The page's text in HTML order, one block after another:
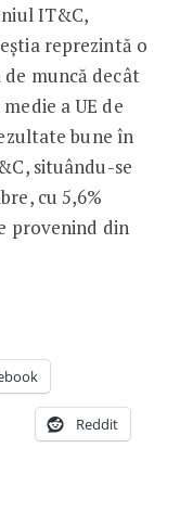
IT&C,
reprezintă o
muncă decât
a UE de
bune în
situându-se
cu 5,6%
provenind din
Reddit